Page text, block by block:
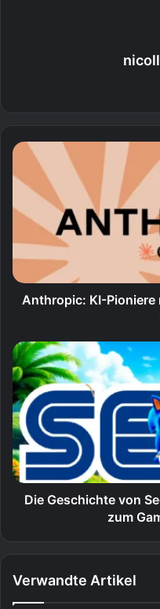
Anthropic: KI-Pioniere
Die Geschichte von
zum
Verwandte Artikel